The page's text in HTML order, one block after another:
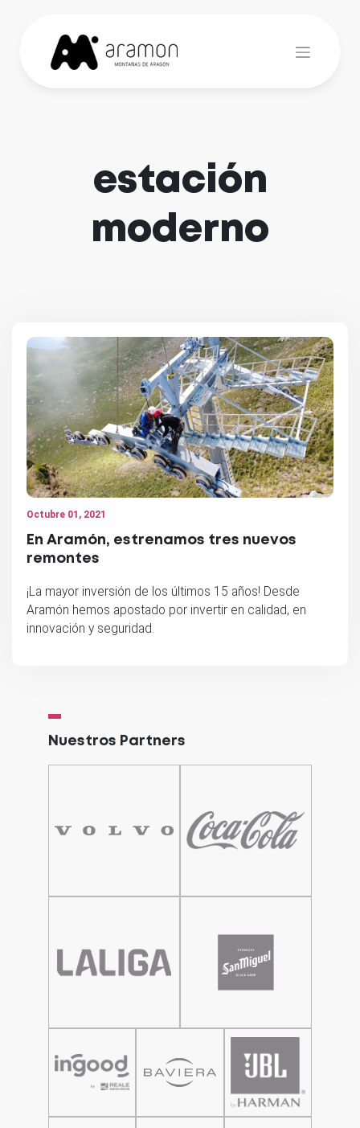
estación
moderno
Octubre 01, 2021
En Aramón, estrenamos tres nuevos
remontes
¡La mayor inversión de los últimos 15 años! Desde
Aramón hemos apostado por invertir en calidad, en
innovación y seguridad.
Nuestros Partners